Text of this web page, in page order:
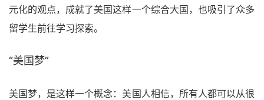
元化的观点，成就了美国这样一个综合大国，也吸引了众多
留学生前往学习探索。
“美国梦”
美国梦，是这样一个概念：美国人相信，所有人都可以从很